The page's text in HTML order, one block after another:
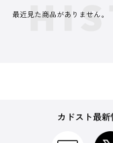
最近見た商品がありません。
カドスト最